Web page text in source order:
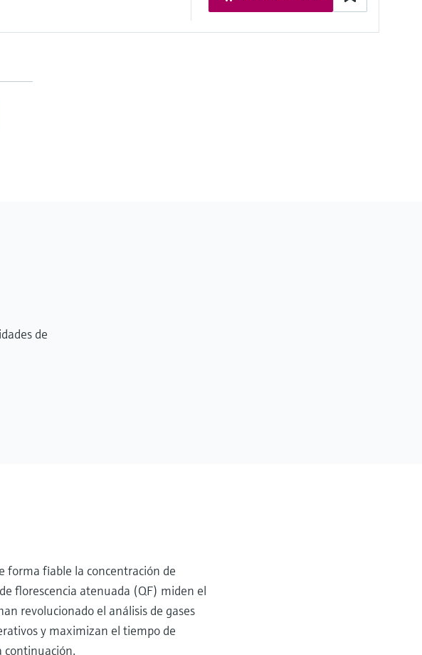
CSA clase I, división 2
de
forma fiable la concentración de
florescencia atenuada (QF) miden el
revolucionado el análisis de gases
y maximizan el tiempo de
continuación.